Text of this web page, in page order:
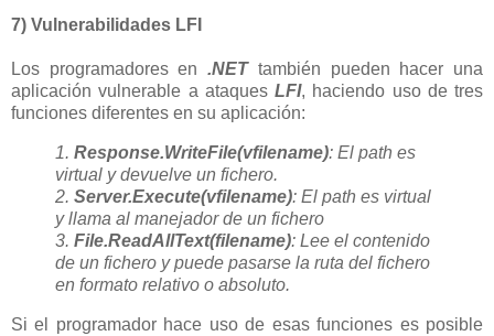
7) Vulnerabilidades LFI
Los programadores en.NETtambién pueden hacer una
aplicación vulnerable a ataques LFI, haciendo uso de tres
funciones diferentes en su aplicación:
1. Response.WriteFile(vfilename): El path es
virtual y devuelve un fichero.
2. Server.Execute(vfilename): El path es virtual
y llama al manejador de un fichero
3. File.ReadAllText(filename): Lee el contenido
de un fichero y puede pasarse la ruta del fichero
en formato relativo o absoluto.
Si el programador hace uso de esas funciones es posible